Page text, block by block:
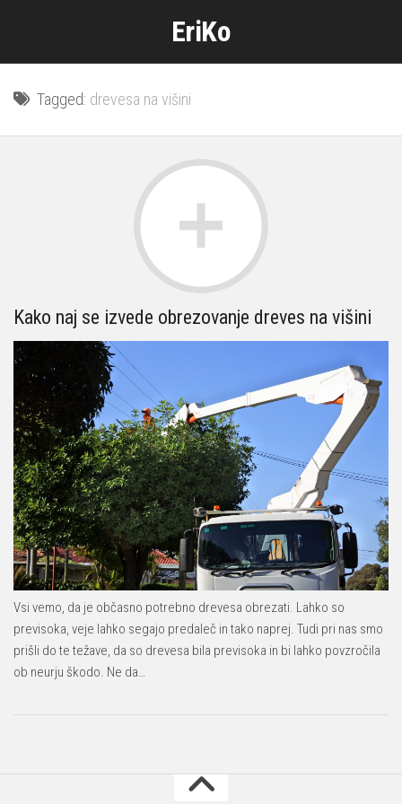
EriKo
Tagged: drevesa na višini
Kako naj se izvede obrezovanje dreves na višini
Vsi vemo, da je občasno potrebno drevesa obrezati. Lahko so
previsoka, veje lahko segajo predaleč in tako naprej. Tudi pri nas smo
prišli do te težave, da so drevesa bila previsoka in bi lahko povzročila
ob neurju škodo. Ne da…